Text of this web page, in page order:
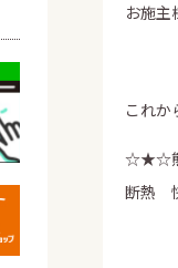
お施主
これ
☆★☆熊
断熱